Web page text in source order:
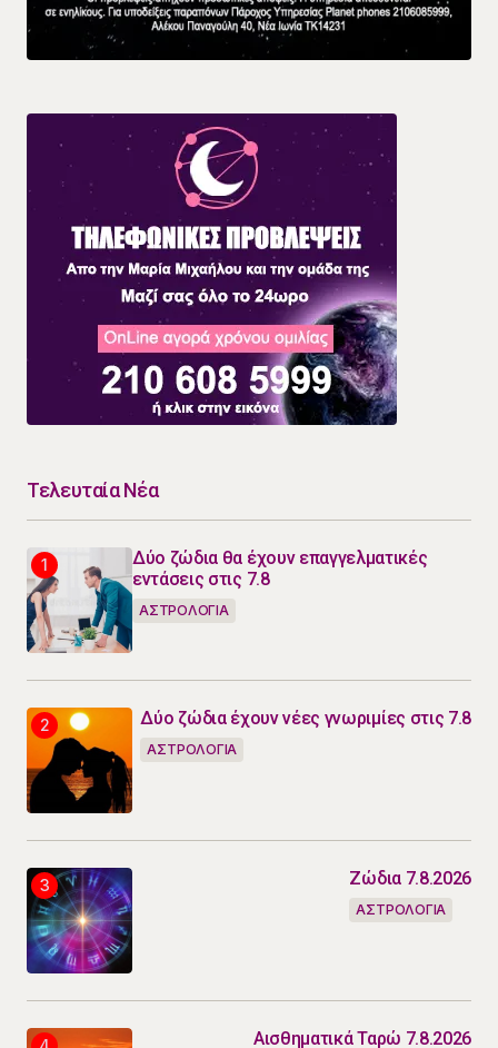
Τελευταία Νέα
Δύο ζώδια θα έχουν επαγγελματικές
εντάσεις στις 7.8
ΑΣΤΡΟΛΟΓΙΑ
Δύο ζώδια έχουν νέες γνωριμίες στις 7.8
ΑΣΤΡΟΛΟΓΙΑ
Ζώδια 7.8.2026
ΑΣΤΡΟΛΟΓΙΑ
Αισθηματικά Ταρώ 7.8.2026